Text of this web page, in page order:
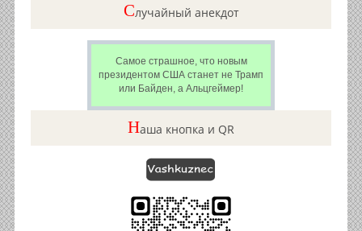
Cлучайный анекдот
Самое страшное, что новым
президентом США станет не Трамп
или Байден, а Альцгеймер!
Наша кнопка и QR